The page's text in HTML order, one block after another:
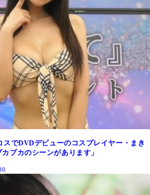
でDVDデビューのコスプレイヤー・まき
プカのシーンがあります」